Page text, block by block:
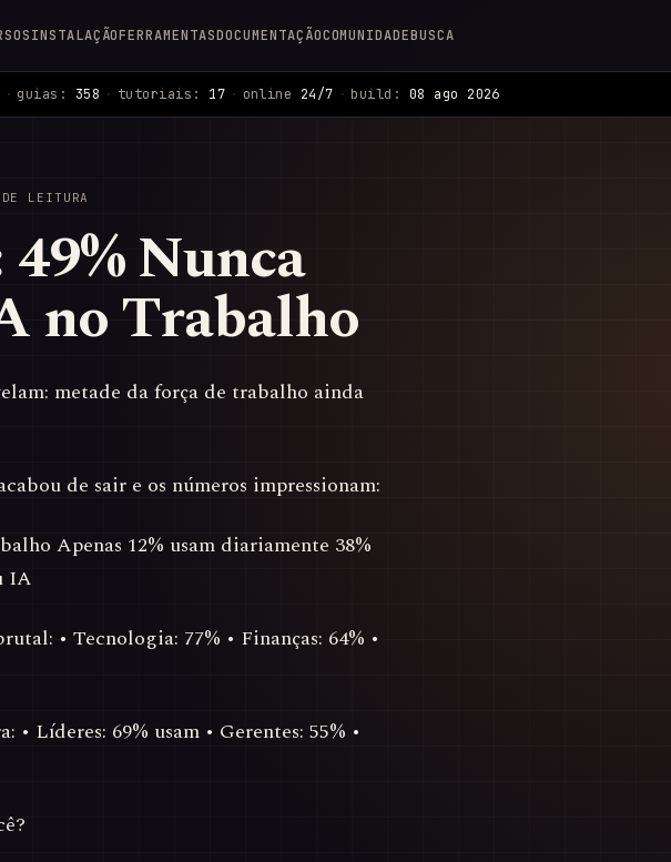
INSTALAÇÃOFERRAMENTASDOCUMENTAÇÃOCOMUNIDADEBUSCA
· guias: 358 · tutoriais: 17 · online 24/7 · build: 08 ago 2026
LEITURA
Nunca
no Trabalho
metade da força de trabalho ainda
de sair e os números impressionam:
Apenas 12% usam diariamente 38%
IA
• Tecnologia: 77% • Finanças: 64% •
Líderes: 69% usam • Gerentes: 55% •